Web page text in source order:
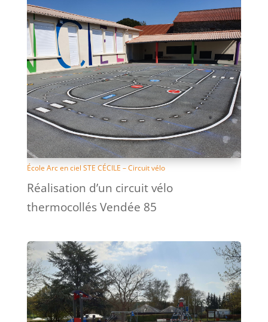
École Arc en ciel STE CÉCILE – Circuit vélo
Réalisation d’un circuit vélo
thermocollés Vendée 85